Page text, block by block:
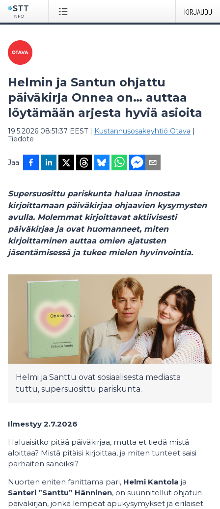
KIRJAUDU
Helmin ja Santun ohjattu
päiväkirja Onnea on… auttaa
löytämään arjesta hyviä asioita
19.5.2026 08:51:37 EEST| Kustannusosakeyhtiö Otava |
Tiedote
Jaa
Supersuosittu pariskunta haluaa innostaa
kirjoittamaan päiväkirjaa ohjaavien kysymysten
avulla. Molemmat kirjoittavat aktiivisesti
päiväkirjaa ja ovat huomanneet, miten
kirjoittaminen auttaa omien ajatusten
jäsentämisessä ja tukee mielen hyvinvointia.
Helmi ja Santtu ovat sosiaalisesta mediasta
tuttu, supersuosittu pariskunta.
Ilmestyy 2.7.2026
Haluaisitko pitää päiväkirjaa, mutta et tiedä mistä
aloittaa? Mistä pitäisi kirjoittaa, ja miten tunteet saisi
parhaiten sanoiksi?
Nuorten eniten fanittama pari, Helmi Kantola ja
Santeri ”Santtu” Hänninen, on suunnitellut ohjatun
päiväkirjan, jonka lempeät apukysymykset ja erilaiset